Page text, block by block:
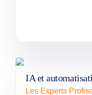
IA et
Les Experts